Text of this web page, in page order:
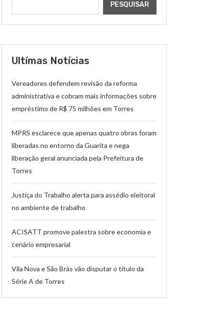
PESQUISAR
Ultímas Notícias
Vereadores defendem revisão da reforma
administrativa e cobram mais informações sobre
empréstimo de R$ 75 milhões em Torres
MPRS esclarece que apenas quatro obras foram
liberadas no entorno da Guarita e nega
liberação geral anunciada pela Prefeitura de
Torres
Justiça do Trabalho alerta para assédio eleitoral
no ambiente de trabalho
ACISATT promove palestra sobre economia e
cenário empresarial
Vila Nova e São Brás vão disputar o título da
Série A de Torres